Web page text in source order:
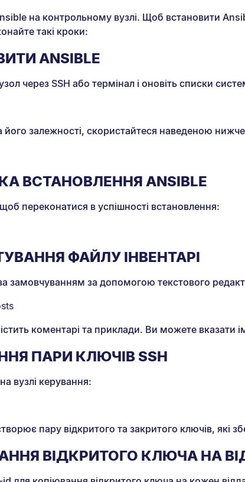
на контрольному вузлі. Щоб встановити
такі кроки:
ANSIBLE
через SSH або термінал і оновіть списки
його залежності, скористайтеся наведеною
ВСТАНОВЛЕННЯ ANSIBLE
переконатися в успішності встановлення:
ФАЙЛУ ІНВЕНТАРІ
замовчуванням за допомогою текстового
коментарі та приклади. Ви можете вказати
ПАРИ КЛЮЧІВ SSH
вузлі керування:
пару відкритого та закритого ключів, які
ВІДКРИТОГО КЛЮЧА НА